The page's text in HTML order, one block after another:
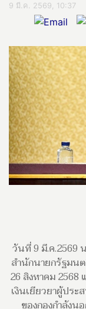
9 มี.ค. 2569, 10:37
วันที่ 9 มี.ค.2569
สำนักนายกรัฐมน
26 สิงหาคม 2568
เงินเยียวยาผู้ปร
ของกองกำลัง